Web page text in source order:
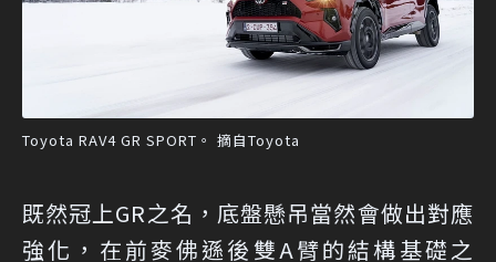
Toyota RAV4 GR SPORT。 摘自Toyota
既然冠上GR之名，底盤懸吊當然會做出對應
強化，在前麥佛遜後雙A臂的結構基礎之